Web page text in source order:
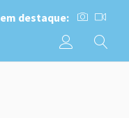
em destaque: